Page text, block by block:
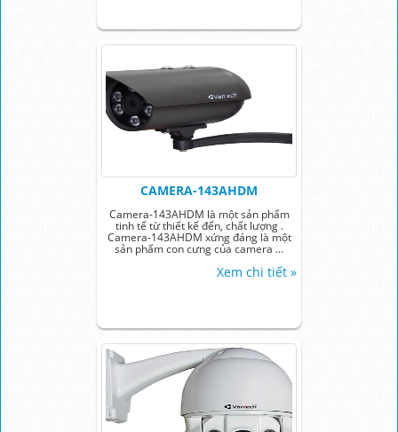
CAMERA-143AHDM
Camera-143AHDM là một sản phẩm
tinh tế từ thiết kế đến, chất lượng .
Camera-143AHDM xứng đáng là một
sản phẩm con cưng của camera ...
Xem chi tiết »